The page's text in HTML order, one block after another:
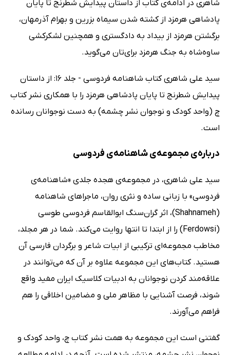
شاهری در ادامه‌ی کتاب از داستان پیدایش شطرنج تا پایان
پادشاهی هرمزد از کشته شدن سیماه بزرین و بهرام آذرمهان،
برگشتن هرمزد از بیداد به دادگستری و همچنین لشکرکشی
ساوه‌شاه به جنگ هرمزد برای‌تان می‌گوید.
سید علی شاهری کتاب شاهنامه فردوسی - جلد 16: از داستان
پیدایش شطرنج تا پایان پادشاهی هرمزد را با همکاری نشر کتاب
چ (واحد کودک و نوجوان نشر چشمه) به دست نوجوانان رسانده
است.
درباره‌ی مجموعه‌ی شاهنامه‌ی فردوسی
سید علی شاهری، در مجموعه‌ی هجده جلدی «شاهنامه‌ی
فردوسی» با زبانی ساده و نثری روان، ماجراهای شاهنامه
(Shahnameh)، اثر گران‌سنگ ابوالقاسم فردوسی طوسی
(Ferdowsi) را از ابتدا تا انتها روایت می‌کند. شما در هر مجلد،
مخاطب مجموعه‌ای ترکیبی از ابیات شاعر و برگردان فارسی آن
هستید. کتاب‌های این مجموعه علاوه بر آن که می‌توانند در
علاقه‌مند کردن نوجوانان به ادبیات کلاسیک ایران مفید واقع
شوند، فرصت آشنایی با مظاهر ملی و مضامین اخلاقی را هم
فراهم می‌آورند.
گفتنی است این مجموعه به همت نشر کتاب چ، واحد کودک و